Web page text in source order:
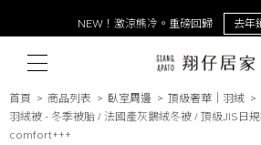
NEW！激涼熊冷。重磅回歸 去年
首頁 商品列表 臥室周邊
頂級奢華│羽絨
羽絨被 - 冬季被胎 / 法國產灰鵝絨冬被 / 頂級JIS日
comfort+++